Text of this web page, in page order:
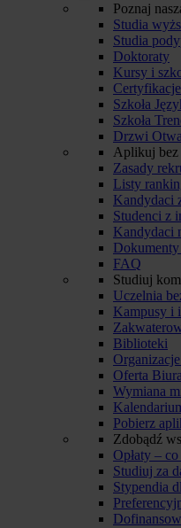
Poznaj
Studia
Studia
Doktoraty
Kursy i
Certyfikacje
Szkoła
Szkoła
Drzwi
Aplikuj bez
Zasady
Listy
Kandydaci
Studenci z
Kandydaci
FAQ
Studiuj
Uczelnia
Kampusy i
Biblioteki
Oferta
Wymiana
Pobierz
Zdobądź
Opłaty –
Studiuj za
Stypendia